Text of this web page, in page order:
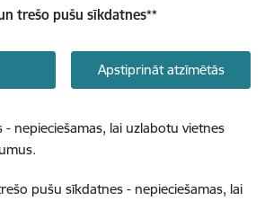
trešo pušu sīkdatnes**
Apstiprināt atzīmētās
- nepieciešamas, lai uzlabotu vietnes
pušu sīkdatnes - nepieciešamas, lai